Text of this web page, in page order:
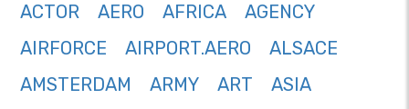
ACTOR
AERO AFRICA
AGENCY
AIRFORCE
AIRPORT.AERO
ALSACE
AMSTERDAM
ARMY ART
ASIA